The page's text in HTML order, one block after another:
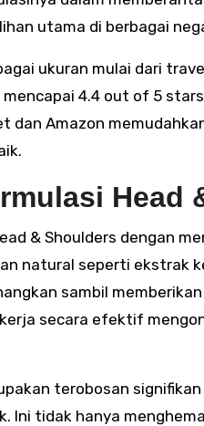
utama di berbagai
ukuran mulai dari
4.4 out of 5
dan Amazon
Head
& Shoulders dengan
natural seperti ekstrak
sambil
secara efektif
terobosan
Ini tidak hanya